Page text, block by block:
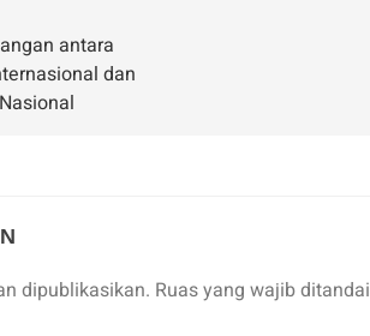
antara
dan
dipublikasikan. Ruas yang wajib ditandai